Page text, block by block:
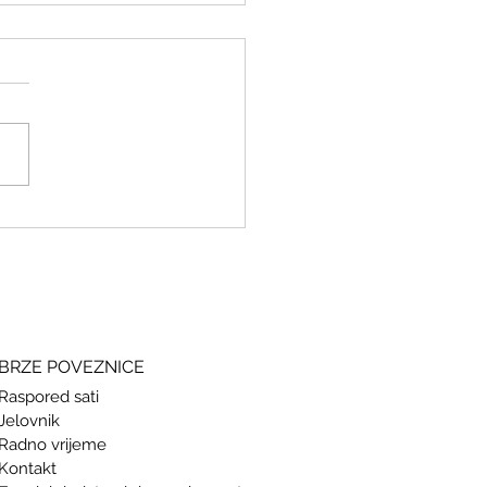
BRZE POVEZNICE
Raspored sati
Radno vrijeme
Kontakt